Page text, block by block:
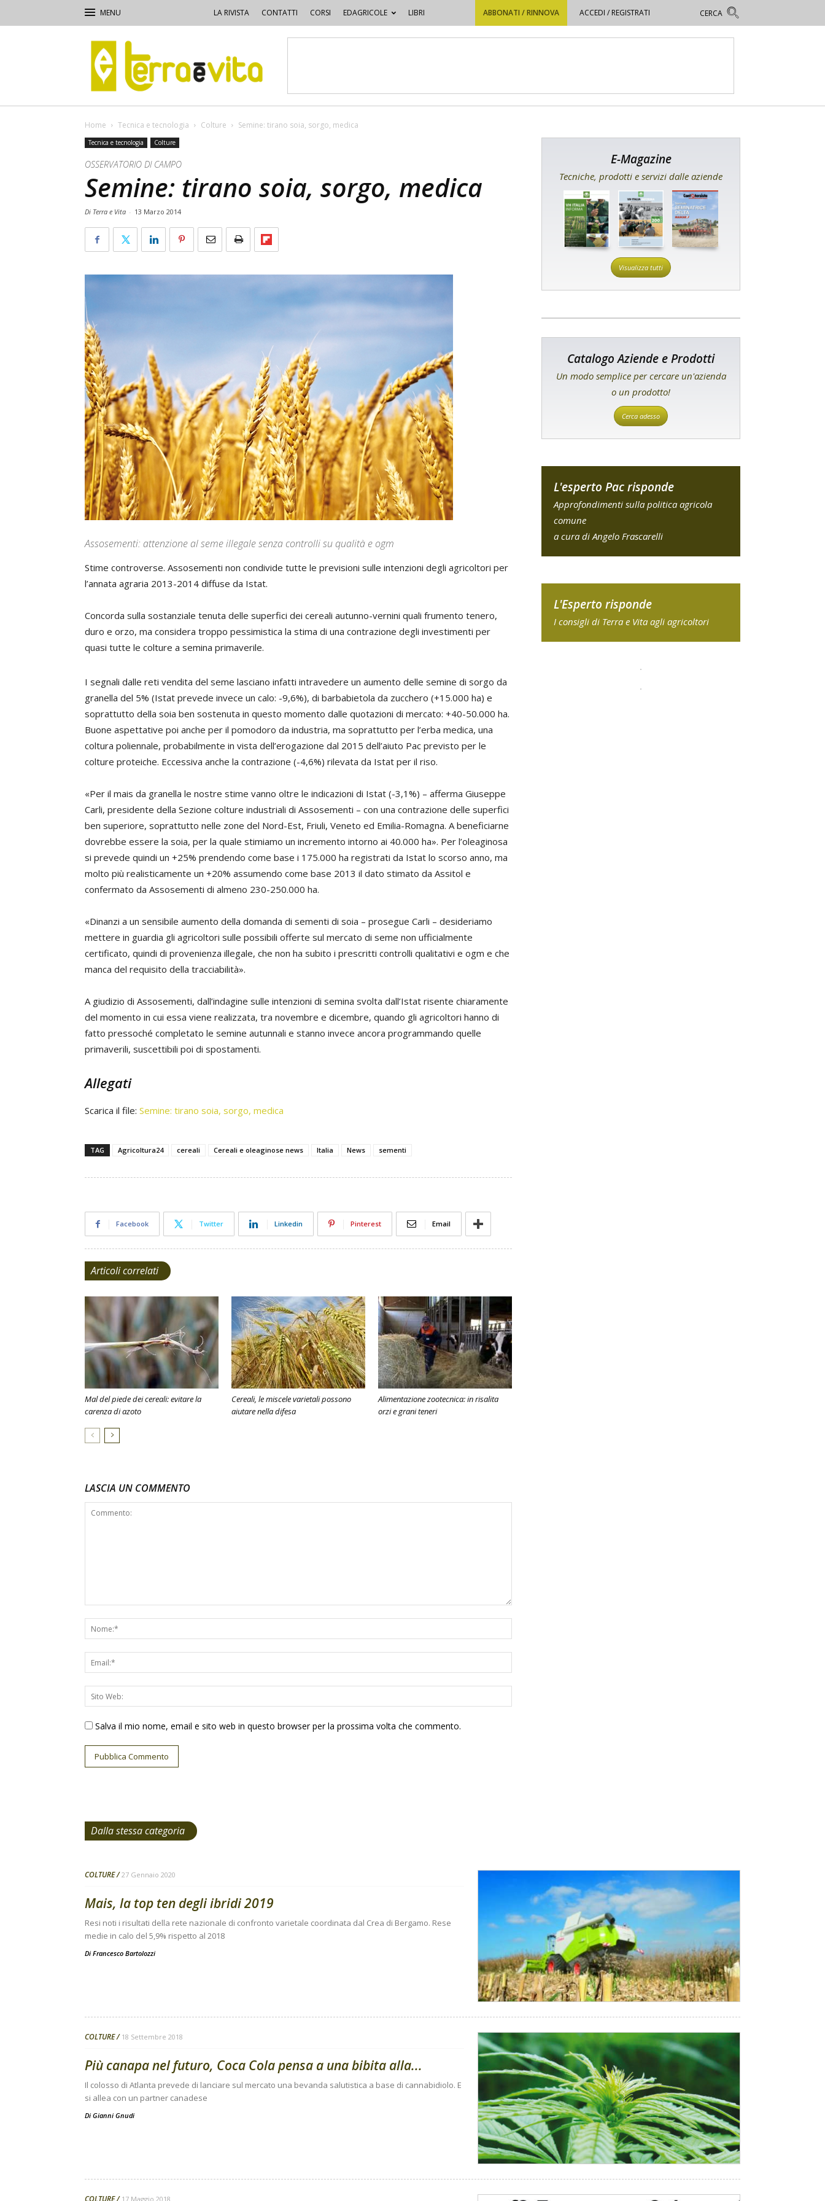
LA RIVISTA CONTATTI CORSI EDAGRICOLE LIBRI ABBONATI / RINNOVA ACCEDI / REGISTRATI
Terra
e
Vita
Home Tecnica e tecnologia Colture Semine: tirano soia, sorgo, medica
Tecnica e tecnologia Colture
OSSERVATORIO DI CAMPO
Semine: tirano soia, sorgo, medica
Di Terra e Vita - 13 Marzo 2014
Assosementi: attenzione al seme illegale senza controlli su qualità e ogm
Stime controverse. Assosementi non condivide tutte le previsioni sulle intenzioni degli agricoltori per
l’annata agraria 2013-2014 diffuse da Istat.
Concorda sulla sostanziale tenuta delle superfici dei cereali autunno-vernini quali frumento tenero,
duro e orzo, ma considera troppo pessimistica la stima di una contrazione degli investimenti per
quasi tutte le colture a semina primaverile.
I segnali dalle reti vendita del seme lasciano infatti intravedere un aumento delle semine di sorgo da
granella del 5% (Istat prevede invece un calo: -9,6%), di barbabietola da zucchero (+15.000 ha) e
soprattutto della soia ben sostenuta in questo momento dalle quotazioni di mercato: +40-50.000 ha.
Buone aspettative poi anche per il pomodoro da industria, ma soprattutto per l’erba medica, una
coltura poliennale, probabilmente in vista dell’erogazione dal 2015 dell’aiuto Pac previsto per le
colture proteiche. Eccessiva anche la contrazione (-4,6%) rilevata da Istat per il riso.
«Per il mais da granella le nostre stime vanno oltre le indicazioni di Istat (-3,1%) – afferma Giuseppe
Carli, presidente della Sezione colture industriali di Assosementi – con una contrazione delle superfici
ben superiore, soprattutto nelle zone del Nord-Est, Friuli, Veneto ed Emilia-Romagna. A beneficiarne
dovrebbe essere la soia, per la quale stimiamo un incremento intorno ai 40.000 ha». Per l’oleaginosa
si prevede quindi un +25% prendendo come base i 175.000 ha registrati da Istat lo scorso anno, ma
molto più realisticamente un +20% assumendo come base 2013 il dato stimato da Assitol e
confermato da Assosementi di almeno 230-250.000 ha.
«Dinanzi a un sensibile aumento della domanda di sementi di soia – prosegue Carli – desideriamo
mettere in guardia gli agricoltori sulle possibili offerte sul mercato di seme non ufficialmente
certificato, quindi di provenienza illegale, che non ha subito i prescritti controlli qualitativi e ogm e che
manca del requisito della tracciabilità».
A giudizio di Assosementi, dall’indagine sulle intenzioni di semina svolta dall’Istat risente chiaramente
del momento in cui essa viene realizzata, tra novembre e dicembre, quando gli agricoltori hanno di
fatto pressoché completato le semine autunnali e stanno invece ancora programmando quelle
primaverili, suscettibili poi di spostamenti.
Allegati
Scarica il file: Semine: tirano soia, sorgo, medica
TAG Agricoltura24 cereali Cereali e oleaginose news Italia News sementi
Facebook Twitter Linkedin Pinterest Email
Articoli correlati
Mal del piede dei cereali: evitare la
carenza di azoto
Cereali, le miscele varietali possono
aiutare nella difesa
Alimentazione zootecnica: in risalita
orzi e grani teneri
LASCIA UN COMMENTO
Salva il mio nome, email e sito web in questo browser per la prossima volta che commento.
E-Magazine
Tecniche, prodotti e servizi dalle aziende
Visualizza tutti
Catalogo Aziende e Prodotti
Un modo semplice per cercare un'azienda
o un prodotto!
Cerca adesso
L'esperto Pac risponde
Approfondimenti sulla politica agricola
comune
a cura di Angelo Frascarelli
L'Esperto risponde
I consigli di Terra e Vita agli agricoltori
Dalla stessa categoria
COLTURE 27 Gennaio 2020
Mais, la top ten degli ibridi 2019
Resi noti i risultati della rete nazionale di confronto varietale coordinata dal Crea di Bergamo. Rese
medie in calo del 5,9% rispetto al 2018
Di Francesco Bartolozzi
COLTURE 18 Settembre 2018
Più canapa nel futuro, Coca Cola pensa a una bibita alla...
Il colosso di Atlanta prevede di lanciare sul mercato una bevanda salutistica a base di cannabidiolo. E
si allea con un partner canadese
Di Gianni Gnudi
COLTURE 17 Maggio 2018